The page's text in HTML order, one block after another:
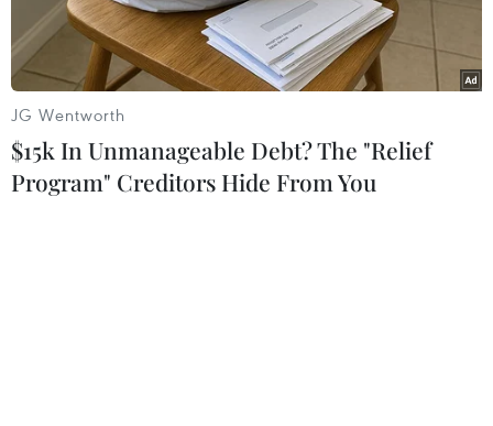
năng sẽ được xác định trong vài ngày tới.
JG Wentworth
$15k In Unmanageable Debt? The "Relief
Program" Creditors Hide From You